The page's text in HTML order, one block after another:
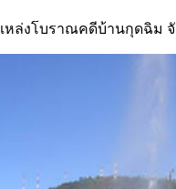
หล่งโบราณคดีบ้านกุดฉิม